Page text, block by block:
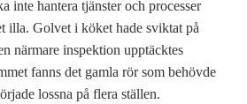
inte hantera tjänster och processer
illa. Golvet i köket hade sviktat på
närmare inspektion upptäcktes
fanns det gamla rör som behövde
lossna på flera ställen.